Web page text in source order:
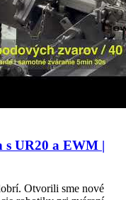
s UR20 a EWM |
Otvorili sme nové